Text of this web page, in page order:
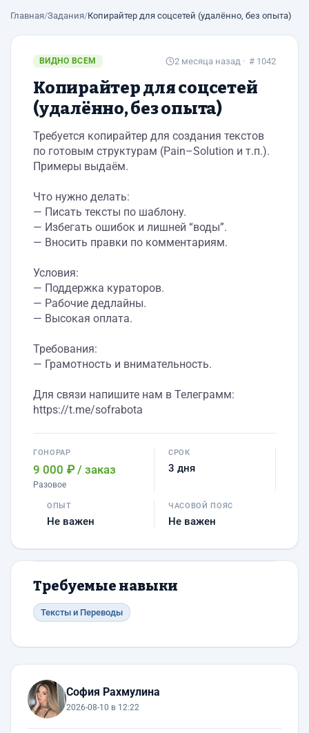
Главная/Задания/Копирайтер для соцсетей (удалённо, без опыта)
ВИДНО ВСЕМ 2 месяца назад · # 1042
Копирайтер для соцсетей
(удалённо, без опыта)
Требуется копирайтер для создания текстов
по готовым структурам (Pain–Solution и т.п.).
Примеры выдаём.
Что нужно делать:
— Писать тексты по шаблону.
— Избегать ошибок и лишней “воды”.
— Вносить правки по комментариям.
Условия:
— Поддержка кураторов.
— Рабочие дедлайны.
— Высокая оплата.
Требования:
— Грамотность и внимательность.
Для связи напишите нам в Телеграмм:
https://t.me/sofrabota
ГОНОРАР
9 000 ₽ / заказ
Разовое
СРОК
3 дня
ОПЫТ
Не важен
ЧАСОВОЙ ПОЯС
Не важен
Требуемые навыки
Тексты и Переводы
София Рахмулина
2026-08-10 в 12:22